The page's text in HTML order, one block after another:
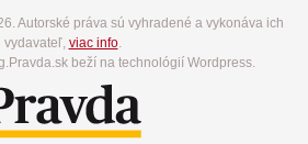
Autorské práva sú vyhradené a vykonáva ich
vydavateľ, viac info.
beží na technológií Wordpress.